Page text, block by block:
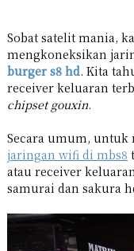
Sobat satelit mania,
mengkoneksikan
burger s8 hd. Kita
receiver keluaran
chipset gouxin.
Secara umum, untuk
jaringan wifi di mbs8
atau receiver
samurai dan sakura